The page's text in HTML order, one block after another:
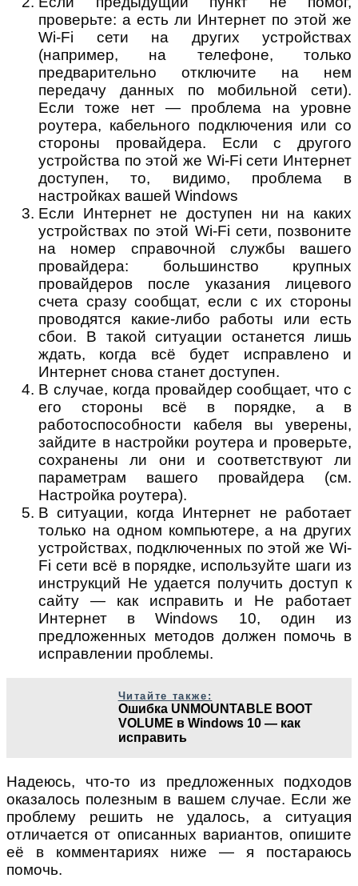
проверьте: а есть ли Интернет по этой же
Wi-Fi сети на других устройствах
(например, на телефоне, только
предварительно отключите на нем
передачу данных по мобильной сети).
Если тоже нет — проблема на уровне
роутера, кабельного подключения или со
стороны провайдера. Если с другого
устройства по этой же Wi-Fi сети Интернет
доступен, то, видимо, проблема в
настройках вашей Windows
Если Интернет не доступен ни на каких
устройствах по этой Wi-Fi сети, позвоните
на номер справочной службы вашего
провайдера: большинство крупных
провайдеров после указания лицевого
счета сразу сообщат, если с их стороны
проводятся какие-либо работы или есть
сбои. В такой ситуации останется лишь
ждать, когда всё будет исправлено и
Интернет снова станет доступен.
В случае, когда провайдер сообщает, что с
его стороны всё в порядке, а в
работоспособности кабеля вы уверены,
зайдите в настройки роутера и проверьте,
сохранены ли они и соответствуют ли
параметрам вашего провайдера (см.
Настройка роутера).
В ситуации, когда Интернет не работает
только на одном компьютере, а на других
устройствах, подключенных по этой же Wi-
Fi сети всё в порядке, используйте шаги из
инструкций Не удается получить доступ к
сайту — как исправить и Не работает
Интернет в Windows 10, один из
предложенных методов должен помочь в
исправлении проблемы.
Читайте также:
Ошибка UNMOUNTABLE BOOT
VOLUME в Windows 10 — как
исправить
Надеюсь, что-то из предложенных подходов
оказалось полезным в вашем случае. Если же
проблему решить не удалось, а ситуация
отличается от описанных вариантов, опишите
её в комментариях ниже — я постараюсь
помочь.